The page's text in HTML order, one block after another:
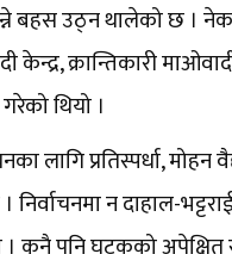
बहस उठ्न थालेको छ ।
क्रान्तिकारी
थियो ।
लागि प्रतिस्पर्धा, मोहन
न दाहाल-